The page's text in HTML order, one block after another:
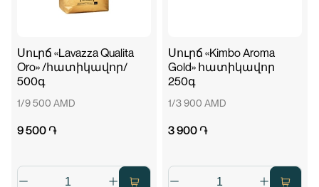
Սուրճ «Lavazza Qualita
Oro» /հատիկավոր/
500գ
1/9 500 AMD
9 500 ֏
Սուրճ «Kimbo Aroma
Gold» հատիկավոր
250գ
1/3 900 AMD
3 900 ֏